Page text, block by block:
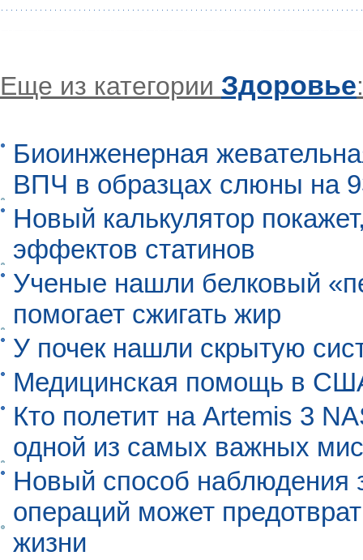
Еще из категории Здоровье:
Биоинженерная
ВПЧ в образцах слюны на
Новый калькулятор
эффектов статинов
Ученые нашли белковый
помогает сжигать жир
У почек нашли скрытую
Медицинская помощь в
Кто полетит на Artemis 3
одной из самых важных
Новый способ наблюдения
операций может
жизни